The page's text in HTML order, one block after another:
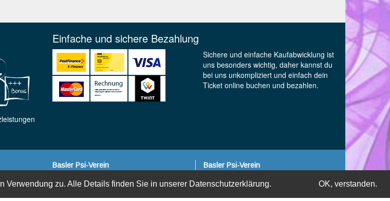
Verwendung zu. Alle Details finden Sie in unserer Datenschutzerklärung. OK, verstanden.
Einfache und sichere Bezahlung
Sichere und einfache Kaufabwicklung ist
uns besonders wichtig, daher kannst du
bei uns unkompliziert und einfach dein
Ticket online buchen und bezahlen.
Basler Psi-Verein
Team
Geschichte
Basler Psi-Verein
CH-4054 Basel
T +41 61 383 97 20